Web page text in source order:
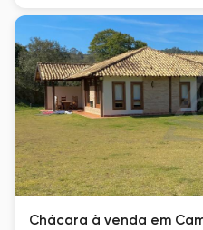
Chácara à venda em